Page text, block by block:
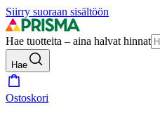
Siirry suoraan sisältöön
Hae tuotteita – aina halvat hinnat
Hae
Ostoskori